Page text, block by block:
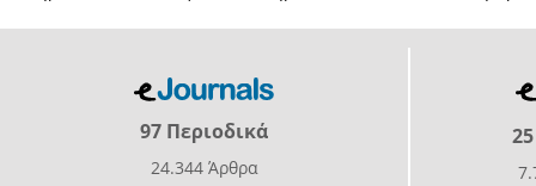
97 Περιοδικά
24.344 Άρθρα